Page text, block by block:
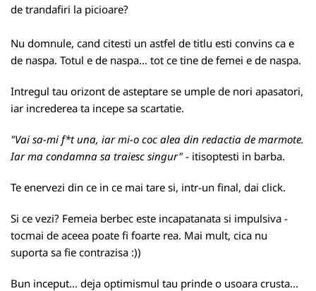
de trandafiri la picioare?
Nu domnule, cand citesti un astfel de titlu esti convins ca e
de naspa. Totul e de naspa... tot ce tine de femei e de naspa.
Intregul tau orizont de asteptare se umple de nori apasatori,
iar increderea ta incepe sa scartatie.
"Vai sa-mi f*t una, iar mi-o coc alea din redactia de marmote.
Iar ma condamna sa traiesc singur" - itisoptesti in barba.
Te enervezi din ce in ce mai tare si, intr-un final, dai click.
Si ce vezi? Femeia berbec este incapatanata si impulsiva -
tocmai de aceea poate fi foarte rea. Mai mult, cica nu
suporta sa fie contrazisa :))
Bun inceput... deja optimismul tau prinde o usoara crusta...